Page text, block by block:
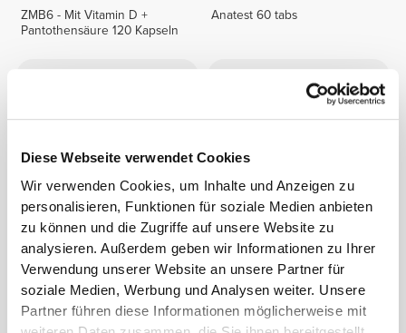
Diese Webseite verwendet Cookies
Wir verwenden Cookies, um Inhalte und Anzeigen zu
personalisieren, Funktionen für soziale Medien anbieten
zu können und die Zugriffe auf unsere Website zu
analysieren. Außerdem geben wir Informationen zu Ihrer
Verwendung unserer Website an unsere Partner für
soziale Medien, Werbung und Analysen weiter. Unsere
Partner führen diese Informationen möglicherweise mit
ZMB6 - Mit Vitamin D +
Pantothensäure 120 Kapseln
Anatest 60 tabs
€11.99
Zinkgluconat 200 mg 120
Tabletten
€9.99
D-Asparaginsäure 1500 mg
60 vegetarische Kapseln